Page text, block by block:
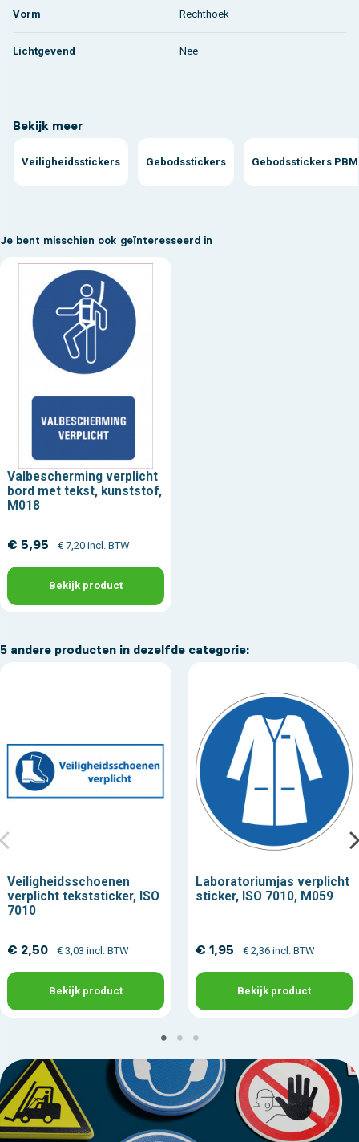
Vorm Rechthoek
Lichtgevend Nee
Bekijk meer
Veiligheidsstickers Gebodsstickers Gebodsstickers
Je bent misschien ook geïnteresseerd in
Valbescherming verplicht
bord met tekst, kunststof,
M018
€ 5,95 € 7,20 incl. BTW
Bekijk product
5 andere producten in dezelfde categorie:
Veiligheidsschoenen
verplicht tekststicker, ISO
7010
€ 2,50 € 3,03 incl. BTW
Bekijk product
Laboratoriumjas verplicht
sticker, ISO 7010, M059
€ 1,95 € 2,36 incl. BTW
Bekijk product